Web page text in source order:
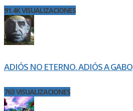
91.4K VISUALIZACIONES
ADIÓS NO ETERNO. ADIÓS A GABO
763 VISUALIZACIONES